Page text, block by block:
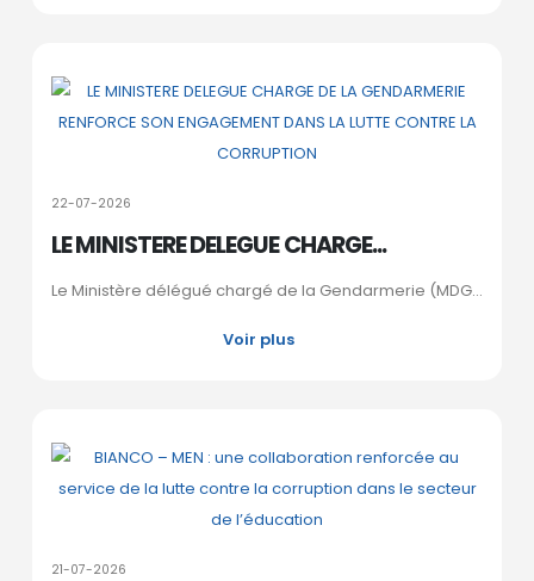
22-07-2026
LE MINISTERE DELEGUE CHARGE...
Le Ministère délégué chargé de la Gendarmerie (MDG...
Voir plus
21-07-2026